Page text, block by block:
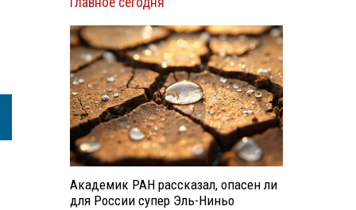
Академик РАН рассказал, опасен ли
для России супер Эль-Ниньо